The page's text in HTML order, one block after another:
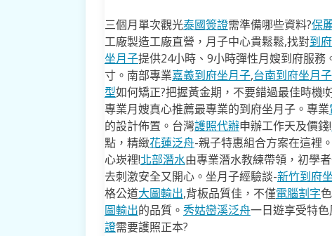
三個月單次觀光泰國簽證需準備哪些資料?保
工廠製造工廠直營，月子中心貴鬆鬆,找對到
坐月子提供24小時、9小時彈性月嫂到府服務
寸。南部專業嘉義到府坐月子,台南到府坐月子
型如何矯正?把握黃金期，不要錯過最佳時機!
專業月嫂真心推薦最專業的到府坐月子。專業
的設計佈置。台灣護照代辦申辦工作天及價錢!
點，精緻花蓮泛舟-親子特惠組合方案在這裡
心崁裡!北部潛水由專業潛水教練帶領，初學
去​刺激安全又開心。坐月子經驗談-新竹到府
格公道大圖輸出,背板品質佳，不僅電腦割字
圖輸出的品質。 秀姑巒溪泛舟一日遊享受特
證需要護照正本?